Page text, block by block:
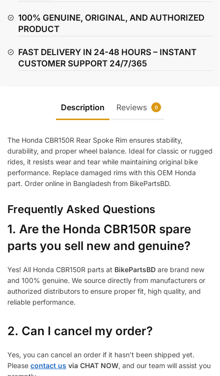
100% GENUINE, ORIGINAL, AND AUTHORIZED
PRODUCT
FAST DELIVERY IN 24-48 HOURS – INSTANT
CUSTOMER SUPPORT 24/7/365
Description Reviews 0
The Honda CBR150R Rear Spoke Rim ensures stability,
durability, and proper wheel balance. Ideal for classic or rugged
rides, it resists wear and tear while maintaining original bike
performance. Replace damaged rims with this OEM Honda
part. Order online in Bangladesh from BikePartsBD.
Frequently Asked Questions
1. Are the Honda CBR150R spare
parts you sell new and genuine?
Yes! All Honda CBR150R parts at BikePartsBD are brand new
and 100% genuine. We source directly from manufacturers or
authorized distributors to ensure proper fit, high quality, and
reliable performance.
2. Can I cancel my order?
Yes, you can cancel an order if it hasn’t been shipped yet.
Please contact us via CHAT NOW, and our team will assist you